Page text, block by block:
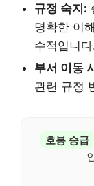
규정 숙지:
명확한 이
수적입니
부서 이동
관련 규정
호봉 승급